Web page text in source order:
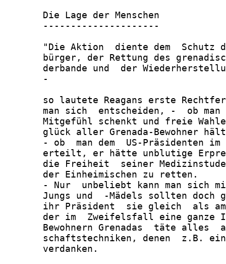
       Die Lage der Menschen
       ---------------------
"Die Aktion  diente dem  Schutz
bürger, der Rettung des
derbande und  der
       -
so lautete Reagans erste
man sich  entscheiden, -  ob
Mitgefühl schenkt und freie
glück aller Grenada-Bewohner
- ob  man dem  US-Präsidenten
erteilt, er hätte unblutige
die Freiheit  seiner
       der Einheimischen zu retten.
- Nur  unbeliebt kann man sich
Jungs und  -Mädels sollten doch
ihr Präsident  sie gleich  als
der im  Zweifelsfall eine ganze
Bewohnern Grenadas  täte alles
schaftstechniken, denen  z.B.
       verdanken.